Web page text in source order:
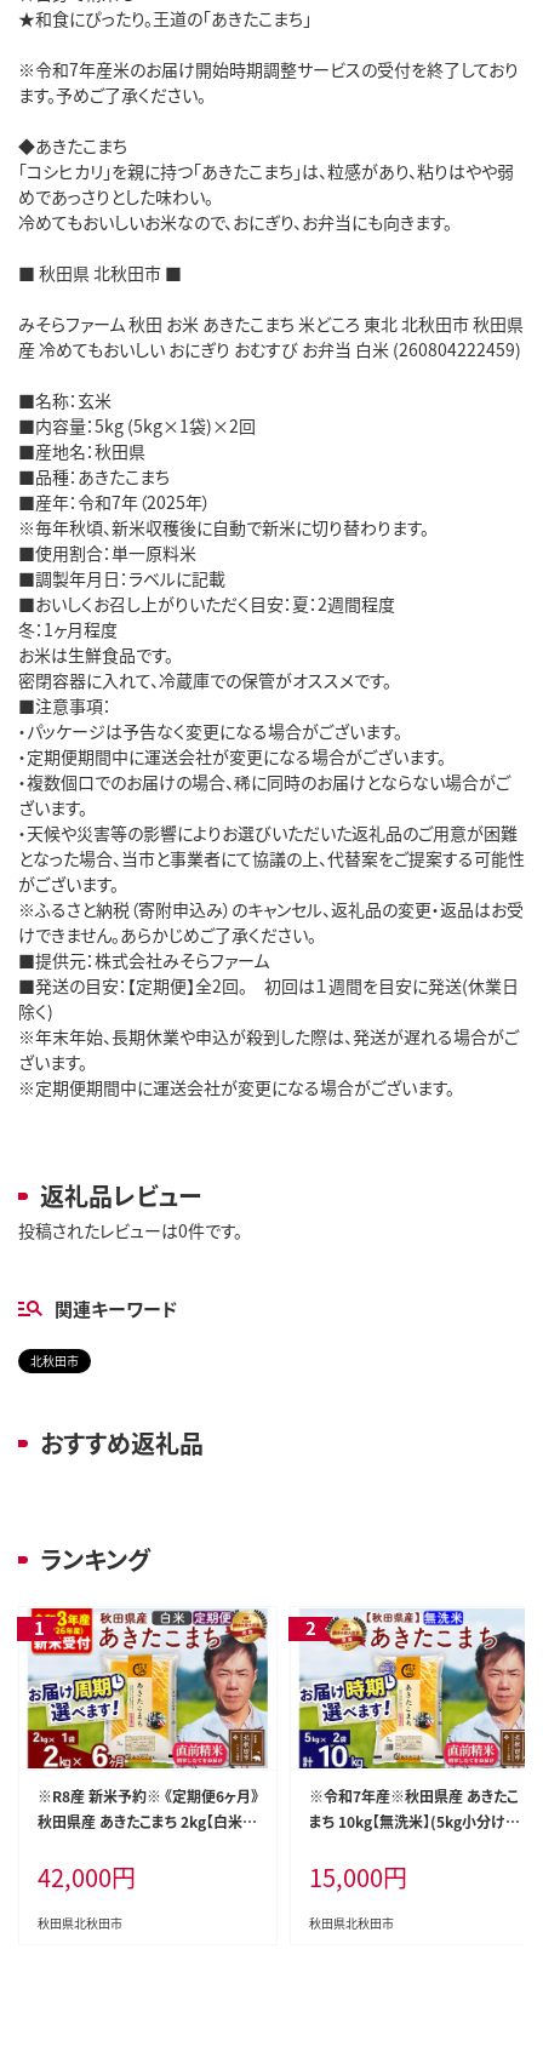
★和食にぴったり。王道の「あきたこまち」
※令和7年産米のお届け開始時期調整サービスの受付を終了しており
ます。予めご了承ください。
◆あきたこまち
「コシヒカリ」を親に持つ「あきたこまち」は、粒感があり、粘りはやや弱
めであっさりとした味わい。
冷めてもおいしいお米なので、おにぎり、お弁当にも向きます。
■ 秋田県 北秋田市 ■
みそらファーム 秋田 お米 あきたこまち 米どころ 東北 北秋田市 秋田県
産 冷めてもおいしい おにぎり おむすび お弁当 白米 (260804222459)
■名称：玄米
■内容量：5kg (5kg×1袋)×2回
■産地名：秋田県
■品種：あきたこまち
■産年：令和7年（2025年）
※毎年秋頃、新米収穫後に自動で新米に切り替わります。
■使用割合：単一原料米
■調製年月日：ラベルに記載
■おいしくお召し上がりいただく目安：夏：2週間程度
冬：1ヶ月程度
お米は生鮮食品です。
密閉容器に入れて、冷蔵庫での保管がオススメです。
■注意事項：
・パッケージは予告なく変更になる場合がございます。
・定期便期間中に運送会社が変更になる場合がございます。
・複数個口でのお届けの場合、稀に同時のお届けとならない場合がご
ざいます。
・天候や災害等の影響によりお選びいただいた返礼品のご用意が困難
となった場合、当市と事業者にて協議の上、代替案をご提案する可能性
がございます。
※ふるさと納税（寄附申込み）のキャンセル、返礼品の変更・返品はお受
けできません。あらかじめご了承ください。
■提供元：株式会社みそらファーム
■発送の目安：【定期便】全2回。 初回は１週間を目安に発送(休業日
除く)
※年末年始、長期休業や申込が殺到した際は、発送が遅れる場合がご
ざいます。
※定期便期間中に運送会社が変更になる場合がございます。
返礼品レビュー
投稿されたレビューは0件です。
関連キーワード
北秋田市
おすすめ返礼品
ランキング
※R8産 新米予約※ 《定期便6ヶ月》
秋田県産 あきたこまち 2kg【白米】
産 お届け周期調整可能 隔月に調
整OK お米 みそらファーム [みそら
ファーム 秋田 お米 あきたこまち 米
42,000円
秋田県北秋田市
※令和7年産※秋田県産 あきたこ
まち 10kg【無洗米】(5kg小分け袋)
時期選べる お米 みそらファーム
[みそらファーム 秋田 お米 あきた
こまち 米どころ 東北 北秋田市 秋
15,000円
秋田県北秋田市